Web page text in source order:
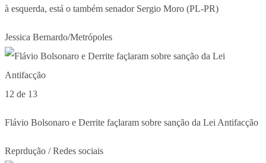
à esquerda, está o também senador Sergio Moro (PL-PR)
Jessica Bernardo/Metrópoles
12 de 13
Flávio Bolsonaro e Derrite façlaram sobre sanção da Lei Antifacção
Reprdução / Redes sociais